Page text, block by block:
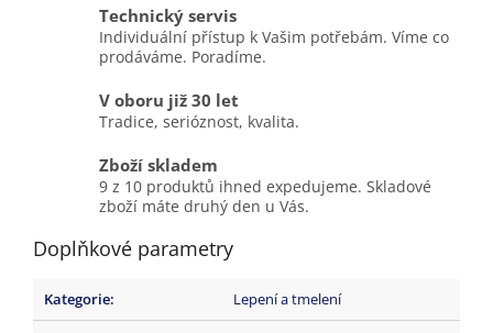
Technický servis
Individuální přístup k Vašim potřebám. Víme co
prodáváme. Poradíme.
V oboru již 30 let
Tradice, serióznost, kvalita.
Zboží skladem
9 z 10 produktů ihned expedujeme. Skladové
zboží máte druhý den u Vás.
Doplňkové parametry
Kategorie: Lepení a tmelení